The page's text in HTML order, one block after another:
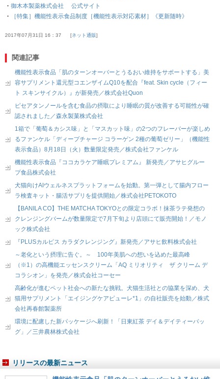
・ 御木本製薬株式会社 公式サイト
・
［特集］機能性表示食品制度［機能性表示対応素材］《更新随時》
2017年07月31日 16：37 ネット通販
関連記事
機能性表示食品「肌のターンオーバーとうるおい維持をサポートする」美
容サプリメント還元型コエンザイムQ10を配合『feat. Skin cycle（フィー
ト スキンサイクル）』が新発売／株式会社Quon
ピセアタンノールを含む食品の摂取により睡眠の質が改善する可能性が確
認されました／森永製菓株式会社
1箱で「葡萄＆カシス味」と「マスカット味」の2つのフレーバーが楽しめ
るファンケル「ディープチャージ コラーゲン 2種の葡萄ゼリー」（機能性
表示食品）8月18日（火）数量限定発売／株式会社ファンケル
機能性表示食品『ココカラケア睡眠プレミアム』 新発売／アサヒグルー
プ食品株式会社
犬猫向けAIウェルネスプラットフォームを始動。第一弾として腸内フロー
ラ検査キット・腸活サプリを提供開始／株式会社PETOKOTO
【BANILA CO】THE MATCHA TOKYOとの限定コラボ！抹茶ラテ発想の
クレンジングバームが数量限定で7月下旬より店頭にて販売開始！／モノ
ック株式会社
『PLUSカルピス カラダクレンジング』新発売／アサヒ飲料株式会社
～老化という摂理に告ぐ。～ 100年美肌への想いを込めた最高峰
（※1）の高機能エッセンスクリーム「AQ ミリオリティ ザ クリーム デ
コラシオン」を発売／株式会社コーセー
高齢化が進むペット社会への新たな挑戦。犬猫生活社との協業を深め、犬
猫用サプリメント「エイジングケアピューレ*1」の自社販売を始動／株式
会社再春館製薬所
環境に配慮した新パッケージへ刷新！「日東紅茶 デイ＆デイティーバッ
グ」／三井農林株式会社
リリースの最新ニュース